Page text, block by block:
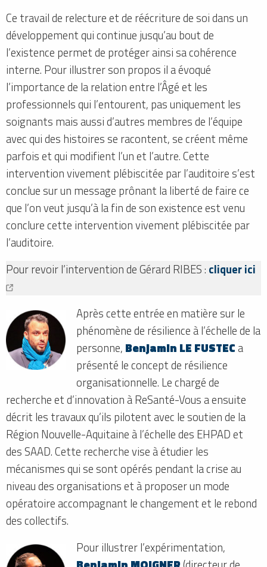
Ce travail de relecture et de réécriture de soi dans un
développement qui continue jusqu’au bout de
l’existence permet de protéger ainsi sa cohérence
interne. Pour illustrer son propos il a évoqué
l’importance de la relation entre l’Âgé et les
professionnels qui l’entourent, pas uniquement les
soignants mais aussi d’autres membres de l’équipe
avec qui des histoires se racontent, se créent même
parfois et qui modifient l’un et l’autre. Cette
intervention vivement plébiscitée par l’auditoire s’est
conclue sur un message prônant la liberté de faire ce
que l’on veut jusqu’à la fin de son existence est venu
conclure cette intervention vivement plébiscitée par
l’auditoire.
Pour revoir l’intervention de Gérard RIBES : cliquer ici
Après cette entrée en matière sur le
phénomène de résilience à l’échelle de la
personne, Benjamin LE FUSTEC a
présenté le concept de résilience
organisationnelle. Le chargé de
recherche et d’innovation à ReSanté-Vous a ensuite
décrit les travaux qu’ils pilotent avec le soutien de la
Région Nouvelle-Aquitaine à l’échelle des EHPAD et
des SAAD. Cette recherche vise à étudier les
mécanismes qui se sont opérés pendant la crise au
niveau des organisations et à proposer un mode
opératoire accompagnant le changement et le rebond
des collectifs.
Pour illustrer l’expérimentation,